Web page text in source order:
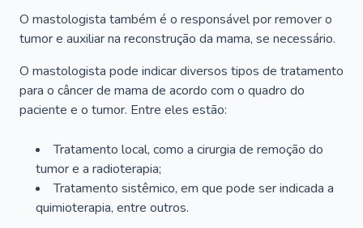
O mastologista também é o responsável por remover o
tumor e auxiliar na reconstrução da mama, se necessário.
O mastologista pode indicar diversos tipos de tratamento
para o câncer de mama de acordo com o quadro do
paciente e o tumor. Entre eles estão:
Tratamento local, como a cirurgia de remoção do
tumor e a radioterapia;
Tratamento sistêmico, em que pode ser indicada a
quimioterapia, entre outros.